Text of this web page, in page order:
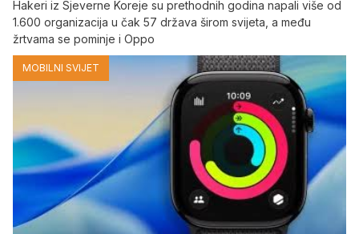
Hakeri iz Sjeverne Koreje su prethodnih godina napali više od
1.600 organizacija u čak 57 država širom svijeta, a među
žrtvama se pominje i Oppo
MOBILNI SVIJET